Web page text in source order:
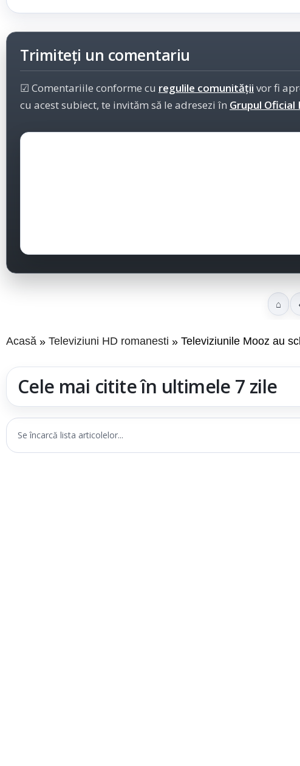
Trimiteți un comentariu
☑ Comentariile conforme cu regulile comunității vor fi
cu acest subiect, te invităm să le adresezi în Grupul Oficial
⌂
Acasă Televiziuni HD romanesti Televiziunile Mooz au
Cele mai citite în ultimele 7 zile
Se încarcă lista articolelor...